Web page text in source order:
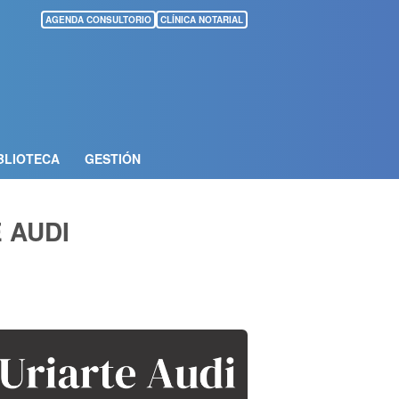
AGENDA CONSULTORIO CLÍNICA NOTARIAL
GESTIÓN
AUDI